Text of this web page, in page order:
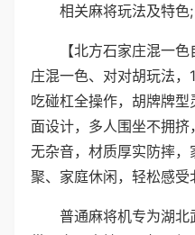
相关麻将玩法及特色;
【北方石家庄混一
庄混一色、对对胡玩法
吃碰杠全操作，胡牌牌
面设计，多人围坐不拥
无杂音，材质厚实防摔
聚、家庭休闲，轻松感受
普通麻将机专为湖